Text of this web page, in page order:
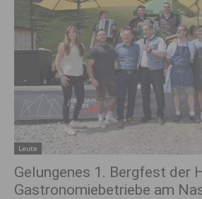
Leute
Gelungenes 1. Bergfest der
Gastronomiebetriebe am